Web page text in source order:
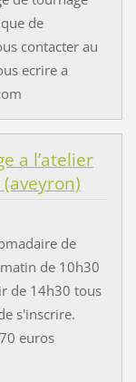
de
contacter au
ecrire a
a l’atelier
de
de 10h30
de 14h30 tous
s'inscrire.
euros